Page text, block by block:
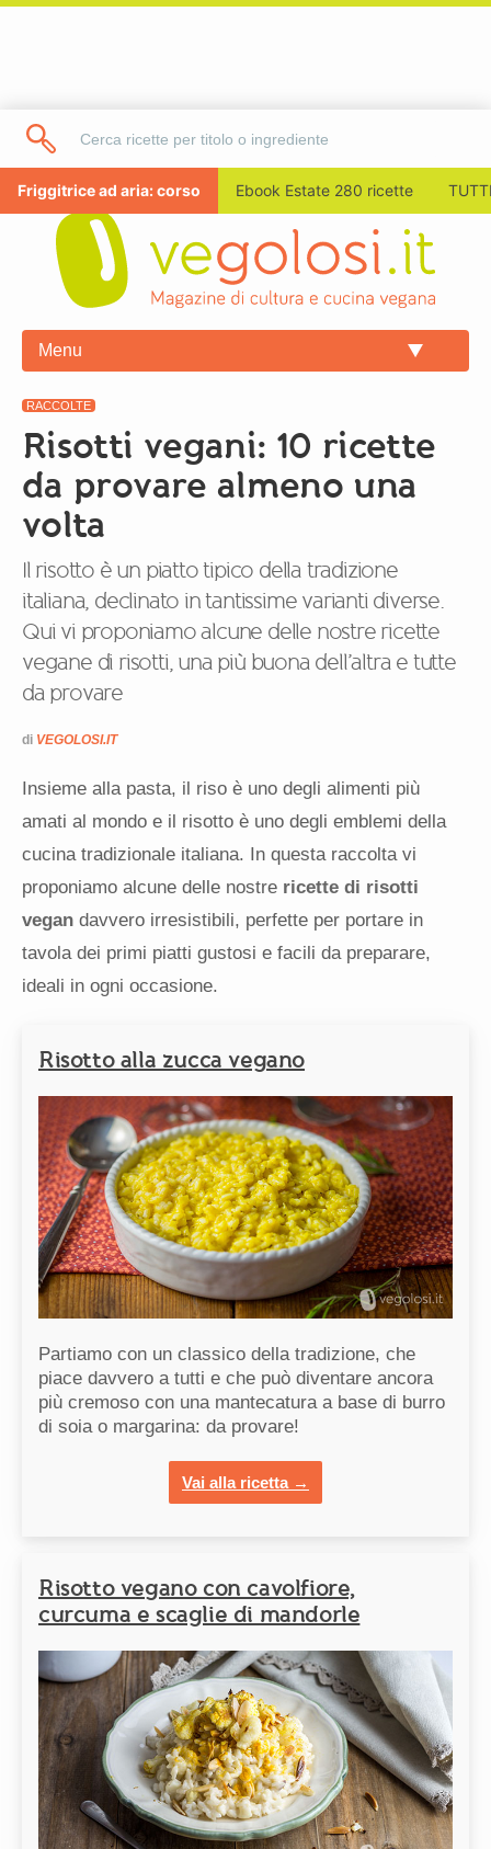
Friggitrice ad aria: corso Ebook Estate 280 ricette
Menu
RACCOLTE
Risotti vegani: 10 ricette
da provare almeno una
volta
Il risotto è un piatto tipico della tradizione
italiana, declinato in tantissime varianti diverse.
Qui vi proponiamo alcune delle nostre ricette
vegane di risotti, una più buona dell’altra e tutte
da provare
di VEGOLOSI.IT
Insieme alla pasta, il riso è uno degli alimenti più
amati al mondo e il risotto è uno degli emblemi della
cucina tradizionale italiana. In questa raccolta vi
proponiamo alcune delle nostre ricette di risotti
vegan davvero irresistibili, perfette per portare in
tavola dei primi piatti gustosi e facili da preparare,
ideali in ogni occasione.
Risotto alla zucca vegano
Partiamo con un classico della tradizione, che
piace davvero a tutti e che può diventare ancora
più cremoso con una mantecatura a base di burro
di soia o margarina: da provare!
Vai alla ricetta →
Risotto vegano con cavolfiore,
curcuma e scaglie di mandorle